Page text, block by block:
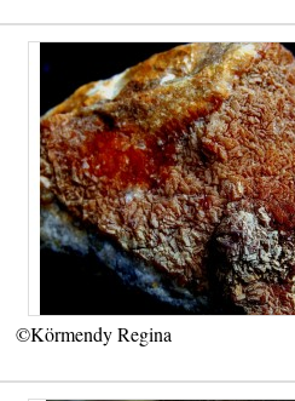
©Körmendy Regina